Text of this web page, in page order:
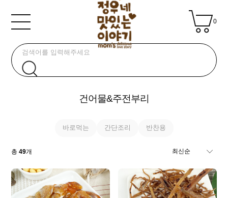
0
건어물&주전부리
바로먹는 간단조리 반찬용
총49개